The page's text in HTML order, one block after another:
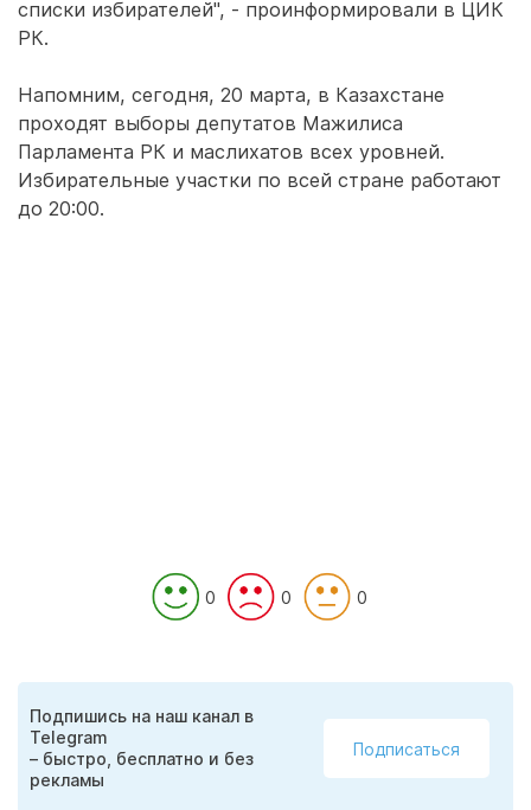
списки избирателей", - проинформировали в ЦИК
РК.
Напомним, сегодня, 20 марта, в Казахстане
проходят выборы депутатов Мажилиса
Парламента РК и маслихатов всех уровней.
Избирательные участки по всей стране работают
до 20:00.
0 0 0
Подпишись на наш канал в
Telegram
– быстро, бесплатно и без
рекламы
Подписаться